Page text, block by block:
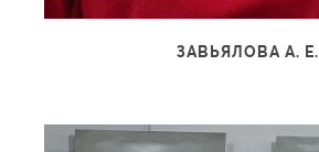
ЗАВЬЯЛОВА А. Е.